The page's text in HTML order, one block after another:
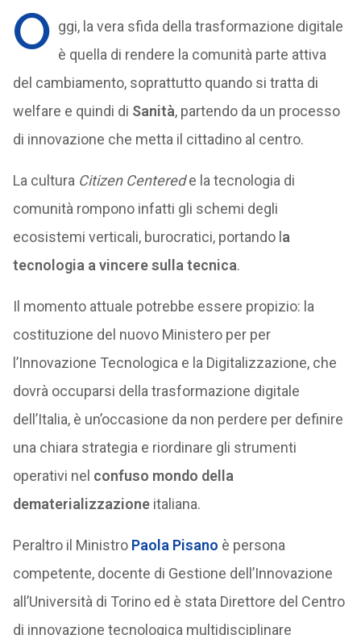
O ggi, la vera sfida della trasformazione digitale
è quella di rendere la comunità parte attiva
del cambiamento, soprattutto quando si tratta di
welfare e quindi di Sanità, partendo da un processo
di innovazione che metta il cittadino al centro.
La cultura Citizen Centerede la tecnologia di
comunità rompono infatti gli schemi degli
ecosistemi verticali, burocratici, portando l a
tecnologia a vincere sulla tecnica.
Il momento attuale potrebbe essere propizio: la
costituzione del nuovo Ministero per per
l’Innovazione Tecnologica e la Digitalizzazione, che
dovrà occuparsi della trasformazione digitale
dell’Italia, è un’occasione da non perdere per definire
una chiara strategia e riordinare gli strumenti
operativi nel confuso mondo della
dematerializzazioneitaliana.
Peraltro il Ministro Paola Pisano è persona
competente, docente di Gestione dell’Innovazione
all’Università di Torino ed è stata Direttore del Centro
di innovazione tecnologica multidisciplinare